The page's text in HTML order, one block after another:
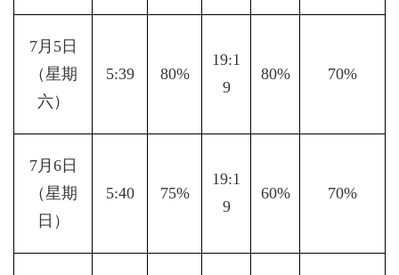
7月5日
（星期
六）
5:39 80%
19:1
9
80% 70%
7月6日
（星期
日）
5:40 75%
19:1
9
60% 70%